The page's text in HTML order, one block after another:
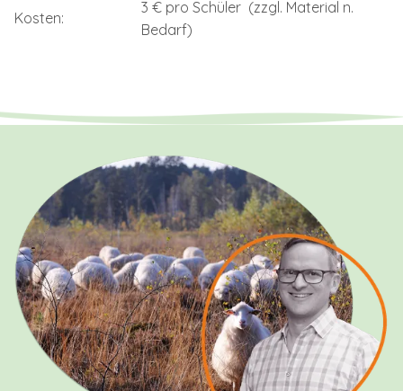
Kosten:
3 € pro Schüler (zzgl. Material n.
Bedarf)